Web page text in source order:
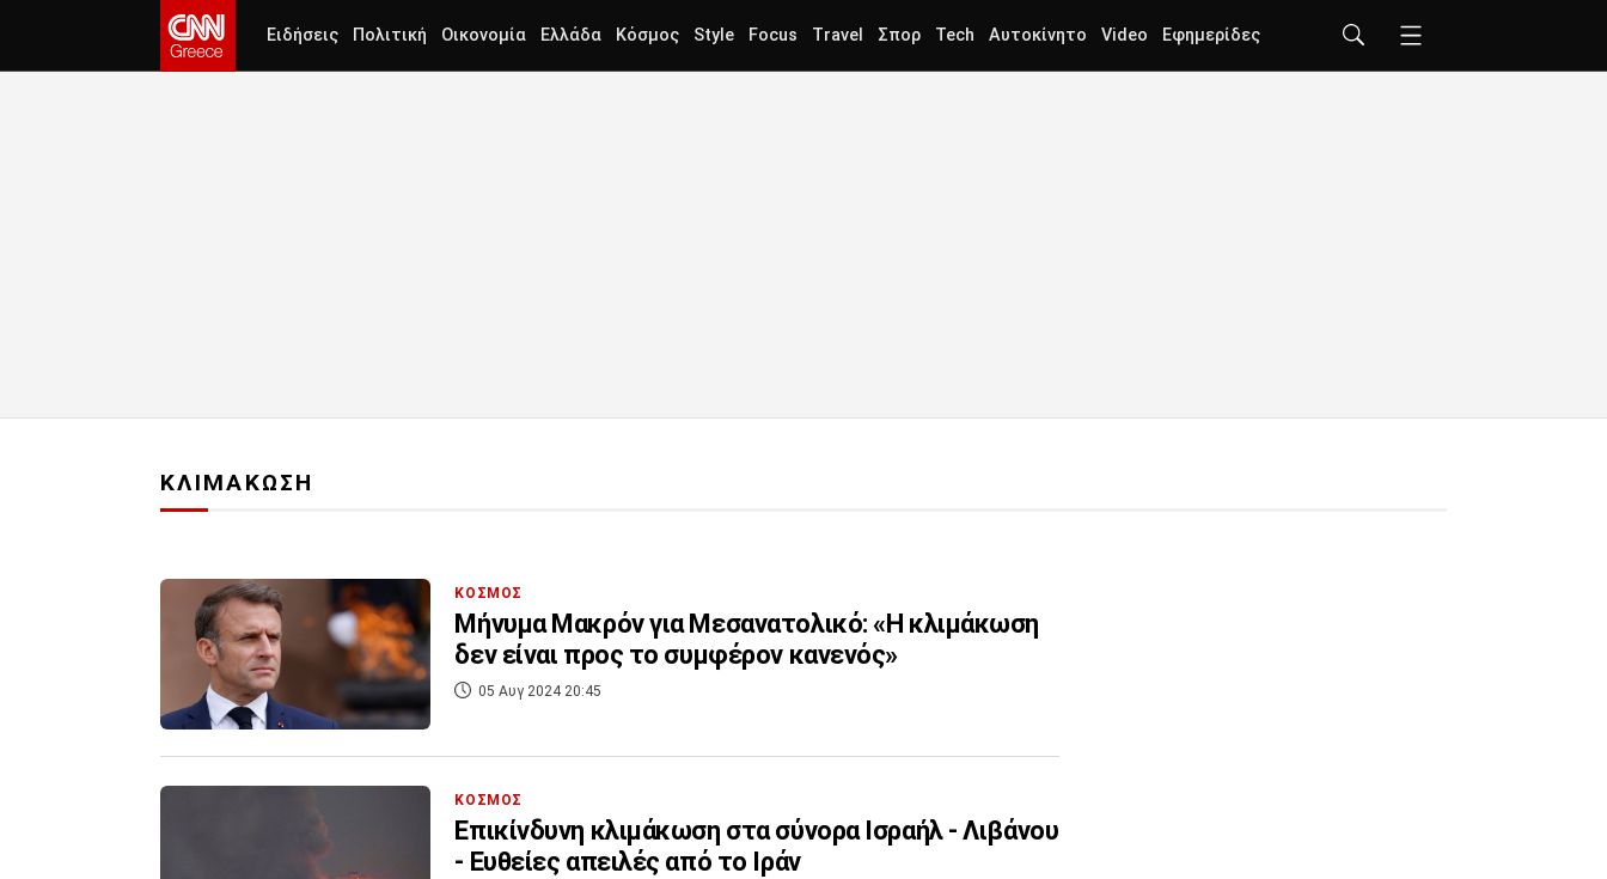
Ειδήσεις Πολιτική Οικονομία Ελλάδα Κόσμος Style Focus Travel Σπορ Tech Αυτοκίνητο Video Εφημερίδες
ΚΛΙΜΑΚΩΣΗ
ΚΟΣΜΟΣ
Μήνυμα Μακρόν για Μεσανατολικό: «Η κλιμάκωση
δεν είναι προς το συμφέρον κανενός»
05 Αυγ 2024 20:45
ΚΟΣΜΟΣ
Επικίνδυνη κλιμάκωση στα σύνορα Ισραήλ - Λιβάνου
- Ευθείες απειλές από το Ιράν